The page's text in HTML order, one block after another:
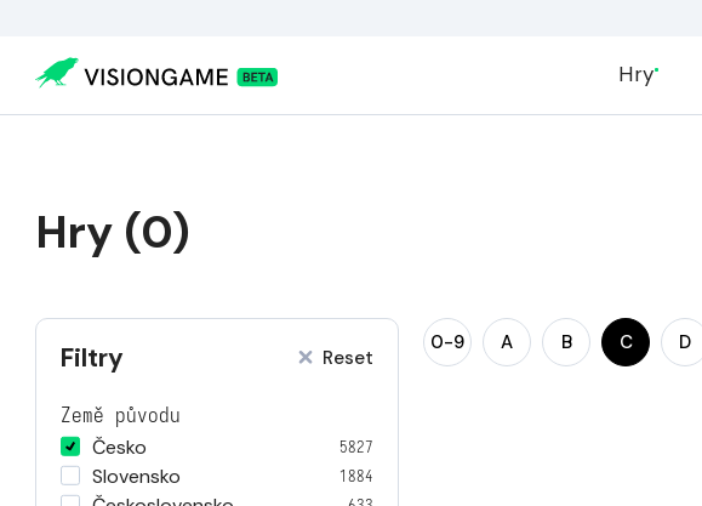
Hry
Hry (0)
Filtry Reset
Země původu
Česko
5827
Slovensko 1884
0-9 A B C D